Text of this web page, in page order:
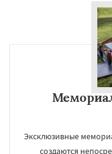
Эксклюзивные
создаются